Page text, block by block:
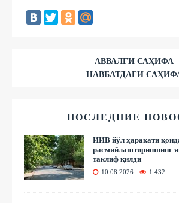
АВВАЛГИ САҲИФА
НАВБАТДАГИ
ПОСЛЕДНИЕ
ИИВ йўл ҳаракати
расмийлаштиришнинг
таклиф қилди
10.08.2026 1 432